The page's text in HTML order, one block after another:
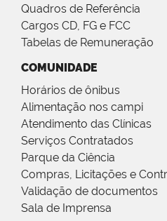
Quadros de Referência
Cargos CD, FG e FCC
Tabelas de Remuneração
COMUNIDADE
Horários de ônibus
Alimentação nos campi
Atendimento das Clínicas
Serviços Contratados
Parque da Ciência
Compras, Licitações e
Validação de documentos
Sala de Imprensa